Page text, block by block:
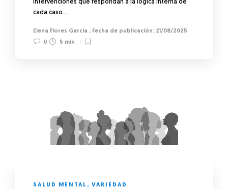
intervenciones que respondan a la lógica interna de
cada caso….
Elena Flores García ,
21/08/2025
0
5 min
SALUD MENTAL , VARIEDAD